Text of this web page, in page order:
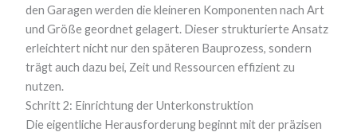
den Garagen werden die kleineren Komponenten nach Art
und Größe geordnet gelagert. Dieser strukturierte Ansatz
erleichtert nicht nur den späteren Bauprozess, sondern
trägt auch dazu bei, Zeit und Ressourcen effizient zu
nutzen.
Schritt 2: Einrichtung der Unterkonstruktion
Die eigentliche Herausforderung beginnt mit der präzisen